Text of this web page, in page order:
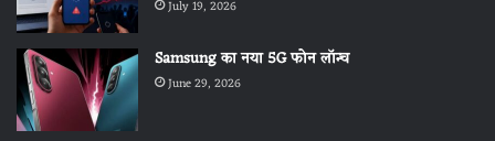
July 19, 2026
Samsung का नया 5G फोन लॉन्च
June 29, 2026